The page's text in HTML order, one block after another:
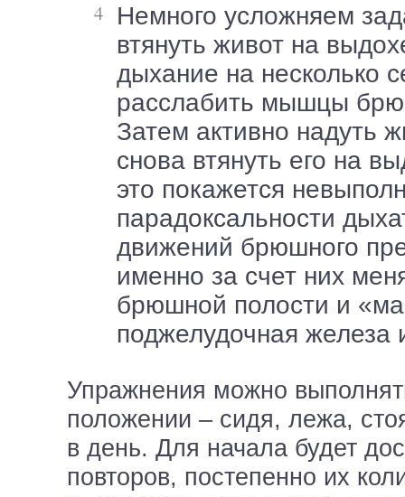
Немного усложняем задачу. Сильно
втянуть живот на
дыхание на несколько
расслабить мышцы
Затем активно надуть
снова втянуть его на
это покажется
парадоксальности
движений брюшного
именно за счет них
брюшной полости и
поджелудочная железа
Упражнения можно
положении – сидя, лежа,
в день. Для начала будет
повторов, постепенно их